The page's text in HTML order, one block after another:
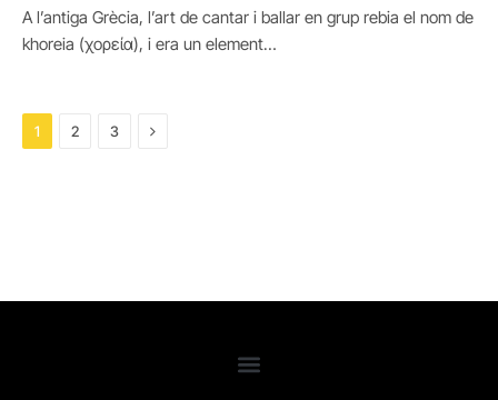
A l’antiga Grècia, l’art de cantar i ballar en grup rebia el nom de
khoreia (χορεία), i era un element…
1 2 3 Next